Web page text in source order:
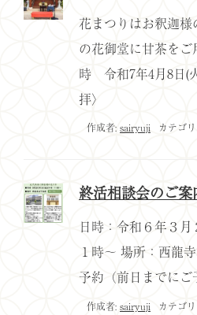
花まつりはお釈迦
の花御堂に甘茶を
時 令和7年4月8日(
拝〉
作成者: sairyuji カテゴ
終活相談会のご案
日時：令和６年３
１時～ 場所：西
予約（前日までにご
作成者: sairyuji カテゴ